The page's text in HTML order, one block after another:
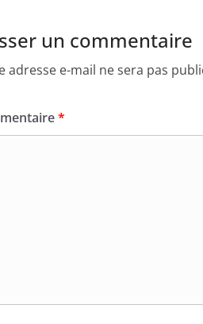
un commentaire
adresse e-mail ne sera pas
*